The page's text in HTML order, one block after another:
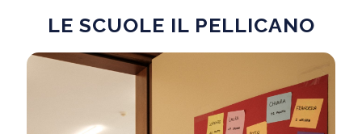
LE SCUOLE IL PELLICANO